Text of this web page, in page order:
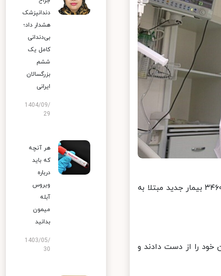
از دیروز تا امروز ۱۵ مردادماه ۱۴۰۱ و بر اساس معیارهای قطعی تشخیصی، ۳۴۶۰ بیمار جدید مبتلا به
مبتلا به کووید۱۹ در کشور جان خود را از دست دادند و
دندانپزشک
هشدار داد؛
بی‌دندانی
کامل یک
ششم
بزرگسالان
ایرانی
1404/09/
29
هر آنچه
که باید
درباره
ویروس
آبله
میمون
بدانید
1403/05/
30